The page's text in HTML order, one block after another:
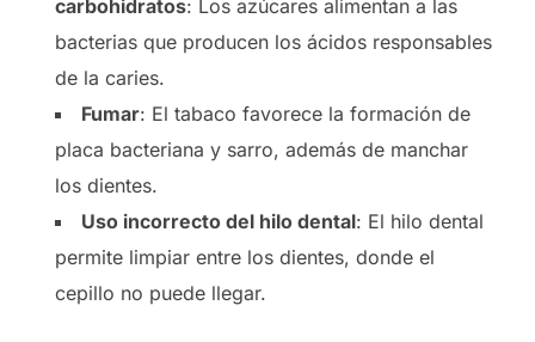
carbohidratos: Los azúcares alimentan a las
bacterias que producen los ácidos responsables
de la caries.
Fumar: El tabaco favorece la formación de
placa bacteriana y sarro, además de manchar
los dientes.
Uso incorrecto del hilo dental: El hilo dental
permite limpiar entre los dientes, donde el
cepillo no puede llegar.